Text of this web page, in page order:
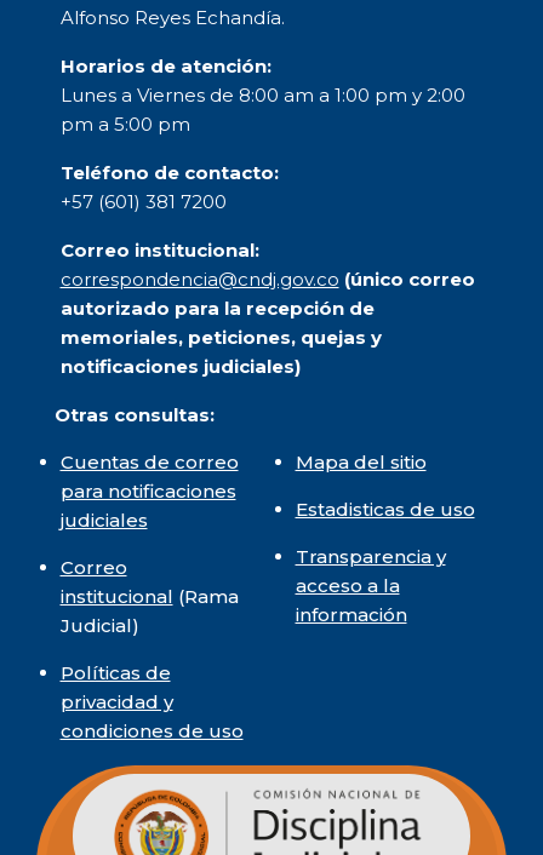
Alfonso Reyes Echandía.
Horarios de atención:
Lunes a Viernes de 8:00 am a 1:00 pm y 2:00
pm a 5:00 pm
Teléfono de contacto:
+57 (601) 381 7200
Correo institucional:
correspondencia@cndj.gov.co (único correo
autorizado para la recepción de
memoriales, peticiones, quejas y
notificaciones judiciales)
Otras consultas:
Cuentas de correo
para notificaciones
judiciales
Correo
institucional (Rama
Judicial)
Políticas de
privacidad y
condiciones de uso
Mapa del sitio
Estadisticas de uso
Transparencia y
acceso a la
información